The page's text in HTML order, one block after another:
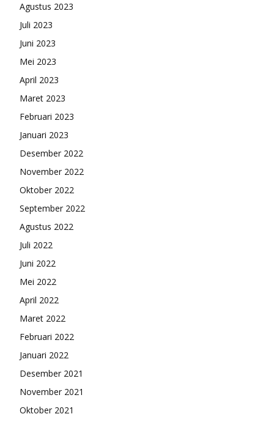
Agustus 2023
Juli 2023
Juni 2023
Mei 2023
April 2023
Maret 2023
Februari 2023
Januari 2023
Desember 2022
November 2022
Oktober 2022
September 2022
Agustus 2022
Juli 2022
Juni 2022
Mei 2022
April 2022
Maret 2022
Februari 2022
Januari 2022
Desember 2021
November 2021
Oktober 2021